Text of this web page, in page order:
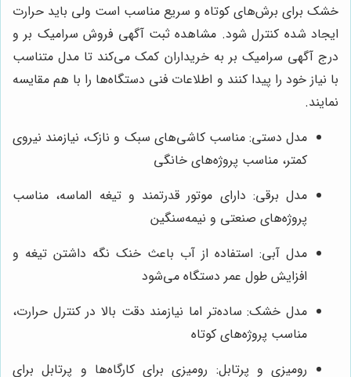
خشک برای برش‌های کوتاه و سریع مناسب است ولی باید حرارت
ایجاد شده کنترل شود. مشاهده ثبت آگهی فروش سرامیک بر و
درج آگهی سرامیک بر به خریداران کمک می‌کند تا مدل متناسب
با نیاز خود را پیدا کنند و اطلاعات فنی دستگاه‌ها را با هم مقایسه
نمایند.
مدل دستی: مناسب کاشی‌های سبک و نازک، نیازمند نیروی
کمتر، مناسب پروژه‌های خانگی
مدل برقی: دارای موتور قدرتمند و تیغه الماسه، مناسب
پروژه‌های صنعتی و نیمه‌سنگین
مدل آبی: استفاده از آب باعث خنک نگه داشتن تیغه و
افزایش طول عمر دستگاه می‌شود
مدل خشک: ساده‌تر اما نیازمند دقت بالا در کنترل حرارت،
مناسب پروژه‌های کوتاه
رومیزی و پرتابل: رومیزی برای کارگاه‌ها و پرتابل برای